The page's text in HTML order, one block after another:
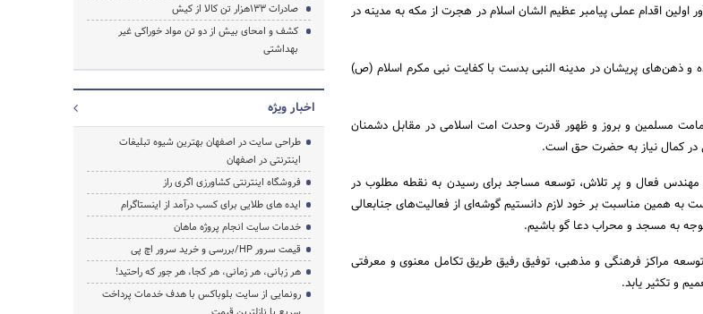
اولین اقدام عملی پیامبر عظیم الشان اسلام در هجرت از مکه به مدینه در
و ذهن‌های پریشان در مدینه النبی بدست با کفایت نبی مکرم اسلام (ص)
مسلمین و بروز و ظهور قدرت وحدت امت اسلامی در مقابل دشمنان
در کمال نیاز به حضرت حق است.
مهندس فعال و پر تلاش، توسعه مساجد برای رسیدن به نقطه مطلوب در
به همین مناسبت بر خود لازم دانستیم گوشه‌ای از فعالیت‌های جنابعالی
توجه به مسجد و محراب دعا گو باشیم.
توسعه مراکز فرهنگی و مذهبی، توفیق رفیق طریق تکامل معنوی و معرفتی
و تکثیر یابد.
صادرات 133هزار تن کالا از کیش
کشف و امحای بیش از دو تن مواد خوراکی غیر
بهداشتی
اخبار ویژه
طراحی سایت در اصفهان بهترین شیوه تبلیغات
اینترنتی در اصفهان
فروشگاه اینترنتی کشاورزی اگری راز
ایده های طلایی برای کسب درآمد از اینستاگرام
خدمات سایت انجام پروژه ماهان
قیمت سرور HP/بررسی و خرید سرور اچ پی
هر زبانی، هر زمانی، هر کجا، هر جور که راحتید!
رونمایی از سایت بلوباکس با هدف خدمات پرداخت